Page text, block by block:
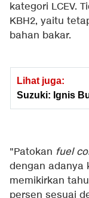
kategori LCEV.
KBH2, yaitu
bahan bakar.
Lihat juga:
Suzuki: Ignis
"Patokan fuel
dengan adanya
memikirkan
persen sesuai